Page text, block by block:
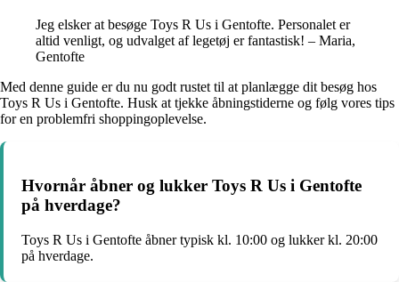
Jeg elsker at besøge Toys R Us i Gentofte. Personalet er
altid venligt, og udvalget af legetøj er fantastisk! – Maria,
Gentofte
Med denne guide er du nu godt rustet til at planlægge dit besøg hos
Toys R Us i Gentofte. Husk at tjekke åbningstiderne og følg vores tips
for en problemfri shoppingoplevelse.
Hvornår åbner og lukker Toys R Us i Gentofte
på hverdage?
Toys R Us i Gentofte åbner typisk kl. 10:00 og lukker kl. 20:00
på hverdage.